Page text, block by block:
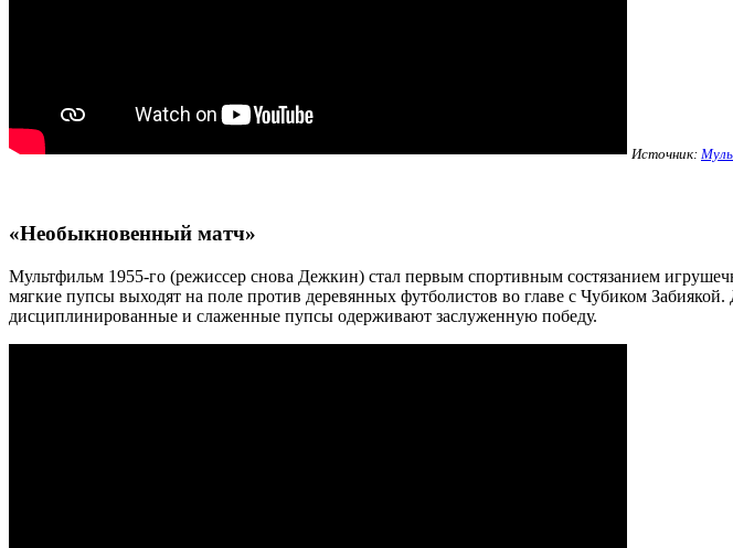
Источник:
«Необыкновенный матч»
Мультфильм 1955-го (режиссер снова Дежкин) стал первым спортивным состязанием
мягкие пупсы выходят на поле против деревянных футболистов во главе с Чубиком
дисциплинированные и слаженные пупсы одерживают заслуженную победу.